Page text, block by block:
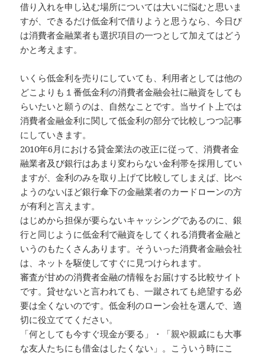
借り入れを申し込む場所については大いに悩むと思いま
すが、できるだけ低金利で借りようと思うなら、今日び
は消費者金融業者も選択項目の一つとして加えてはどう
かと考えます。
いくら低金利を売りにしていても、利用者としては他の
どこよりも１番低金利の消費者金融会社に融資をしても
らいたいと願うのは、自然なことです。当サイト上では
消費者金融金利に関して低金利の部分で比較しつつ記事
にしていきます。
2010年6月における貸金業法の改正に従って、消費者金
融業者及び銀行はあまり変わらない金利帯を採用してい
ますが、金利のみを取り上げて比較してしまえば、比べ
ようのないほど銀行傘下の金融業者のカードローンの方
が有利と言えます。
はじめから担保が要らないキャッシングであるのに、銀
行と同じように低金利で融資をしてくれる消費者金融と
いうのもたくさんあります。そういった消費者金融会社
は、ネットを駆使してすぐに見つけられます。
審査が甘めの消費者金融の情報をお届けする比較サイト
です。貸せないと言われても、一蹴されても絶望する必
要は全くないのです。低金利のローン会社を選んで、適
切に役立ててください。
「何としても今すぐ現金が要る」・「親や親戚にも大事
な友人たちにも借金はしたくない」。こういう時にこ